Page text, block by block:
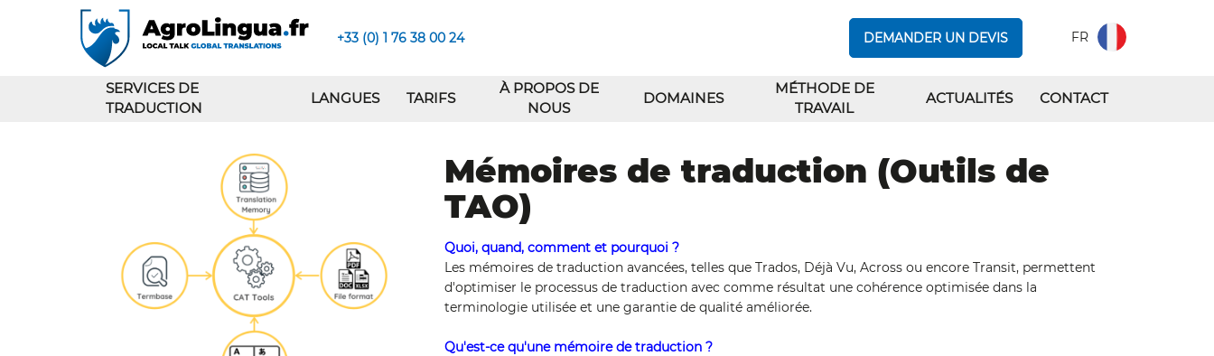
+33 (0) 1 76 38 00 24 DEMANDER UN DEVIS FR
SERVICES DE
TRADUCTION
LANGUES TARIFS
À PROPOS DE
NOUS
DOMAINES
MÉTHODE DE
TRAVAIL
ACTUALITÉS CONTACT
Mémoires de traduction (Outils de
TAO)
Quoi, quand, comment et pourquoi ?
Les mémoires de traduction avancées, telles que Trados, Déjà Vu, Across ou encore Transit, permettent
d'optimiser le processus de traduction avec comme résultat une cohérence optimisée dans la
terminologie utilisée et une garantie de qualité améliorée.
Qu'est-ce qu'une mémoire de traduction ?